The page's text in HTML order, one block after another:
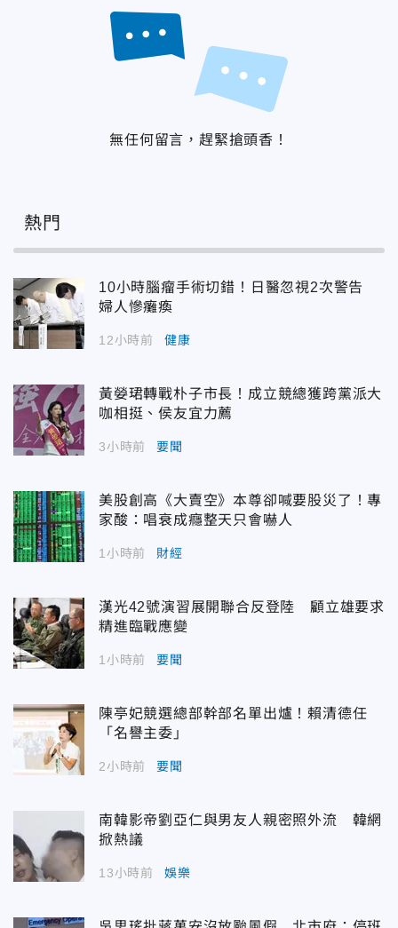
無任何留言，趕緊搶頭香！
熱門
10小時腦瘤手術切錯！日醫忽視2次警告
婦人慘癱瘓
12小時前 健康
黃嫈珺轉戰朴子市長！成立競總獲跨黨派大
咖相挺、侯友宜力薦
3小時前 要聞
美股創高《大賣空》本尊卻喊要股災了！專
家酸：唱衰成癮整天只會嚇人
1小時前 財經
漢光42號演習展開聯合反登陸 顧立雄要求
精進臨戰應變
1小時前 要聞
陳亭妃競選總部幹部名單出爐！賴清德任
「名譽主委」
2小時前 要聞
南韓影帝劉亞仁與男友人親密照外流 韓網
掀熱議
13小時前 娛樂